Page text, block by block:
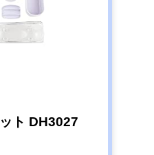
1/4カットのキャ
パターン
ト DH3027